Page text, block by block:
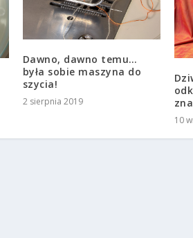
Dawno, dawno temu…
była sobie maszyna do
szycia!
2 sierpnia 2019
10